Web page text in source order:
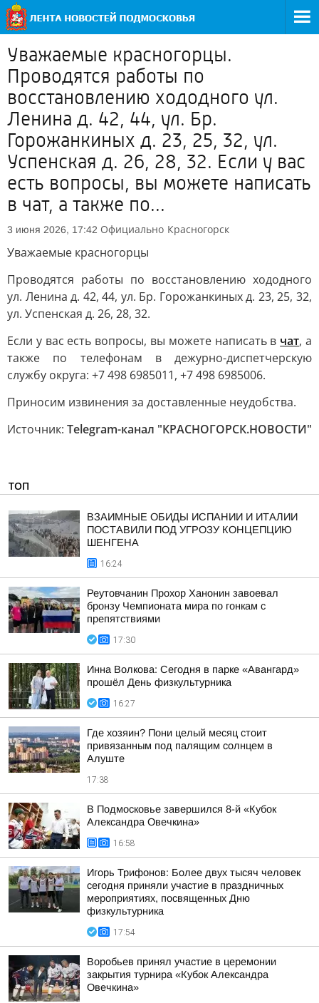
Уважаемые красногорцы.
Проводятся работы по
восстановлению хододного ул.
Ленина д. 42, 44, ул. Бр.
Горожанкиных д. 23, 25, 32, ул.
Успенская д. 26, 28, 32. Если у вас
есть вопросы, вы можете написать
в чат, а также по...
3 июня 2026, 17:42 Официально Красногорск
Уважаемые красногорцы
Проводятся работы по восстановлению хододного
ул. Ленина д. 42, 44, ул. Бр. Горожанкиных д. 23, 25, 32,
ул. Успенская д. 26, 28, 32.
Если у вас есть вопросы, вы можете написать в чат, а
также по телефонам в дежурно-диспетчерскую
службу округа: +7 498 6985011, +7 498 6985006.
Приносим извинения за доставленные неудобства.
Источник: Telegram-канал "КРАСНОГОРСК.НОВОСТИ"
ТОП
ВЗАИМНЫЕ ОБИДЫ ИСПАНИИ И ИТАЛИИ
ПОСТАВИЛИ ПОД УГРОЗУ КОНЦЕПЦИЮ
ШЕНГЕНА
16:24
Реутовчанин Прохор Ханонин завоевал
бронзу Чемпионата мира по гонкам с
препятствиями
17:30
Инна Волкова: Сегодня в парке «Авангард»
прошёл День физкультурника
16:27
Где хозяин? Пони целый месяц стоит
привязанным под палящим солнцем в
Алуште
17:38
В Подмосковье завершился 8-й «Кубок
Александра Овечкина»
16:58
Игорь Трифонов: Более двух тысяч человек
сегодня приняли участие в праздничных
мероприятиях, посвященных Дню
физкультурника
17:54
Воробьев принял участие в церемонии
закрытия турнира «Кубок Александра
Овечкина»